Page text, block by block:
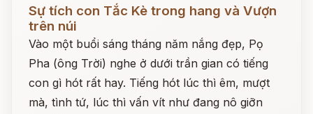
Sự tích con Tắc Kè trong hang và Vượn
trên núi
Vào một buổi sáng tháng năm nắng đẹp, Pọ
Pha (ông Trời) nghe ở dưới trần gian có tiếng
con gì hót rất hay. Tiếng hót lúc thì êm, mượt
mà, tình tứ, lúc thì vấn vít như đang nô giỡn